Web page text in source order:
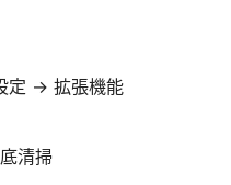
定 → 拡張機能
清掃